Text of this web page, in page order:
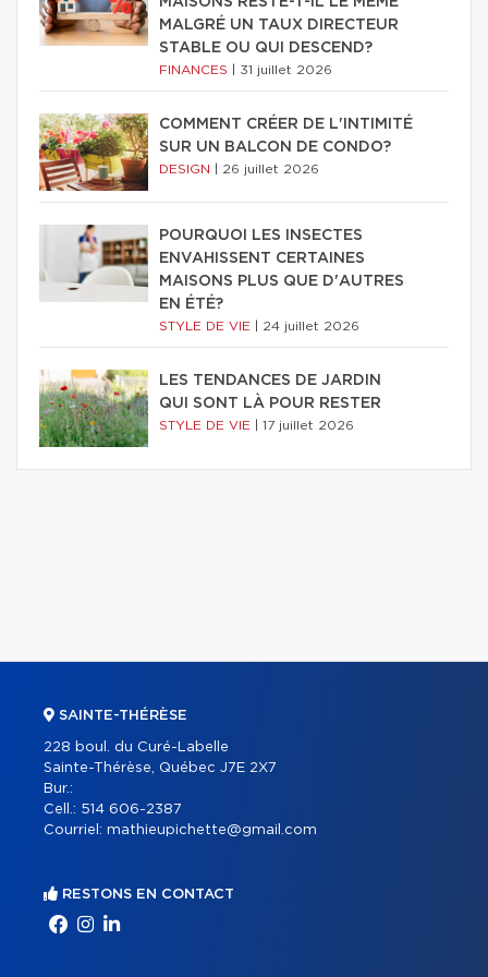
MALGRÉ UN TAUX DIRECTEUR
STABLE OU QUI DESCEND?
FINANCES 31 juillet 2026
COMMENT CRÉER DE L'INTIMITÉ
SUR UN BALCON DE CONDO?
DESIGN 26 juillet 2026
POURQUOI LES INSECTES
ENVAHISSENT CERTAINES
MAISONS PLUS QUE D'AUTRES
EN ÉTÉ?
STYLE DE VIE 24 juillet 2026
LES TENDANCES DE JARDIN
QUI SONT LÀ POUR RESTER
STYLE DE VIE 17 juillet 2026
SAINTE-THÉRÈSE
228 boul. du Curé-Labelle
Sainte-Thérèse, Québec J7E 2X7
Bur.:
Cell.: 514 606-2387
Courriel: mathieupichette@gmail.com
RESTONS EN CONTACT